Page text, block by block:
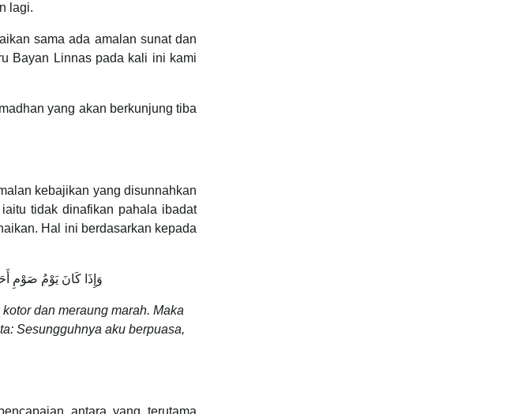
lagi.
sama ada amalan sunat dan
Bayan Linnas pada kali ini kami
yang akan berkunjung tiba
kebajikan yang disunnahkan
tidak dinafikan pahala ibadat
Hal ini berdasarkan kepada
وَإِذَا كَانَ يَوْمُ صَوْمِ
dan meraung marah. Maka
Sesungguhnya aku berpuasa,